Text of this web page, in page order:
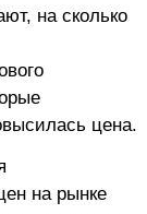
на сколько
цена.
на рынке